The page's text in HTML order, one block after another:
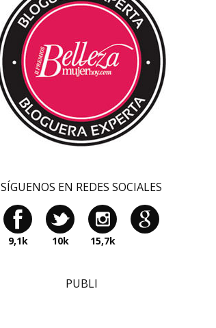
SÍGUENOS EN REDES SOCIALES
9,1k 10k 15,7k
PUBLI